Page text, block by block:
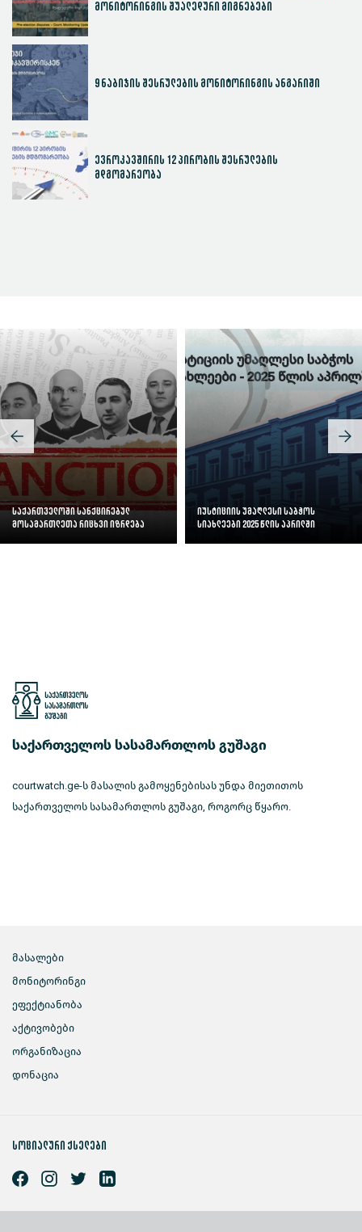
მონიტორინგის შუალედური მიგნებები
9 ნაბიჯის შესრულების მონიტორინგის ანგარიში
ევროკავშირის 12 პირობის შესრულების
მდგომარეობა
საქართველოში სანქცირებულ
მოსამართლეთა რიცხვი იზრდება
იუსტიციის უმაღლესი საბჭოს
სიახლეები 2025 წლის აპრილში
საქართველოს სასამართლოს გუშაგი
courtwatch.ge-ს მასალის გამოყენებისას უნდა მიეთითოს
საქართველოს სასამართლოს გუშაგი, როგორც წყარო.
მასალები
მონიტორინგი
ეფექტიანობა
აქტივობები
ორგანიზაცია
დონაცია
სოციალური ქსელები